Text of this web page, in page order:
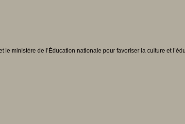
ministère de l’Éducation nationale pour favoriser la culture et